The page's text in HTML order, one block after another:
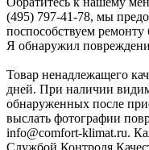
(495) 797-41-78, мы
поспособствуем ремонту
Я обнаружил
Товар ненадлежащего
дней. При наличии
обнаруженных после
выслать фотографии
info@comfort-klimat.ru.
Службой Контроля